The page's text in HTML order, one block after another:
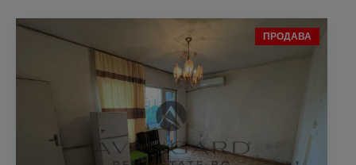
ПРОДАВА